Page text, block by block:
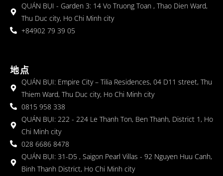
QUÁN BỤI - Garden 3: 14 Vo Truong Toan , Thao Dien Ward,
Thu Duc city, Ho Chi Minh city
+84902 79 39 05
地点
QUÁN BỤI: Empire City – Tilia Residences, 04 D11 street, Thu
Thiem Ward, Thu Duc city, Ho Chi Minh city
0815 958 338
QUÁN BỤI: 222 - 224 Le Thanh Ton, Ben Thanh, District 1, Ho
Chi Minh city
028 6686 8478
QUÁN BỤI: 31-D5 , Saigon Pearl Villas - 92 Nguyen Huu Canh,
Binh Thanh District, Ho Chi Minh city